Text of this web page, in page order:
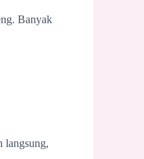
Banyak
langsung,